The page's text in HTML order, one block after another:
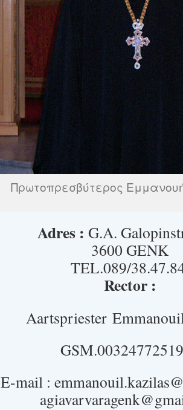
Πρωτοπρεσβύτερος
Adres : G.A.
3600 GENK
TEL.089/
Rector :
Aartspriester
E-mail :